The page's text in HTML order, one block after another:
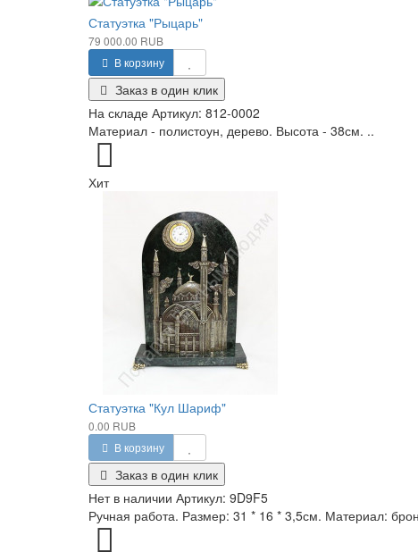
Статуэтка "Рыцарь"
79 000.00 RUB
В корзину
Заказ в один клик
На складе Артикул: 812-0002
Материал - полистоун, дерево. Высота - 38см. ..
Хит
Статуэтка "Кул Шариф"
0.00 RUB
В корзину
Заказ в один клик
Нет в наличии Артикул: 9D9F5
Ручная работа. Размер: 31 * 16 * 3,5см. Материал: